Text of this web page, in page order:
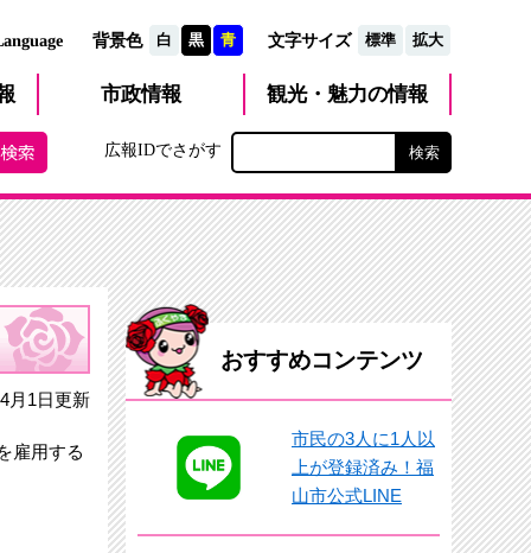
背景色 白 黒 青 文字サイズ 標準 拡大
市政情報 観光・魅力の情報
広報IDでさがす
1日更新
雇用する
おすすめコンテンツ
市民の3人に1人以
上が登録済み！福
山市公式LINE